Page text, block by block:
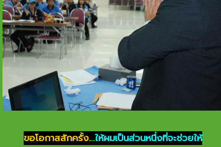
ขอโอกาสสักครั้ง...ให้ผมเป็นส่วนหนึ่งที่จะช่วยให้